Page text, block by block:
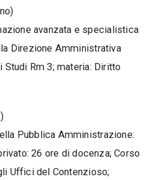
avanzata e specialistica
Direzione Amministrativa
Studi Rm 3; materia: Diritto
Pubblica Amministrazione:
26 ore di docenza; Corso
Uffici del Contenzioso;